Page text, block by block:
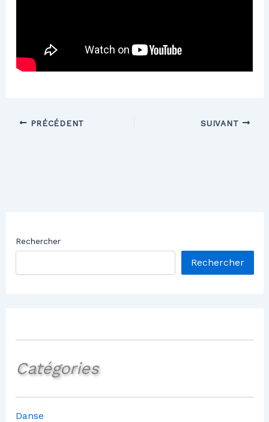
PRÉCÉDENT SUIVANT
Rechercher
Rechercher
Catégories
Danse